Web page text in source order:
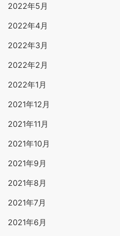
2022年5月
2022年4月
2022年3月
2022年2月
2022年1月
2021年12月
2021年11月
2021年10月
2021年9月
2021年8月
2021年7月
2021年6月